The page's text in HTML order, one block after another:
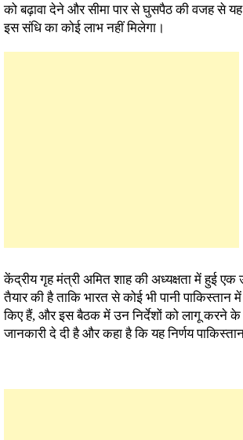
को बढ़ावा देने और सीमा पार से घुसपैठ की वजह से
इस संधि का कोई लाभ नहीं मिलेगा।
केंद्रीय गृह मंत्री अमित शाह की अध्यक्षता में हुई
तैयार की है ताकि भारत से कोई भी पानी पाकिस्तान
किए हैं, और इस बैठक में उन निर्देशों को लागू करने
जानकारी दे दी है और कहा है कि यह निर्णय